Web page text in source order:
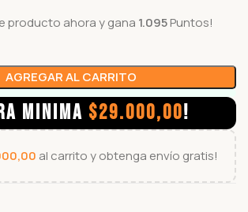
producto ahora y gana 1.095Puntos!
AGREGAR AL CARRITO
MINIMA $29.000,00!
al carrito y obtenga envío gratis!